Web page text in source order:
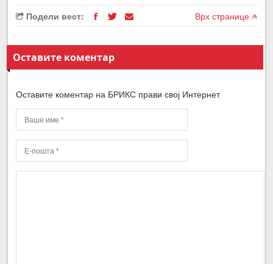
Подели вест: Врх странице
Оставите коментар
Оставите коментар на БРИКС прави свој Интернет